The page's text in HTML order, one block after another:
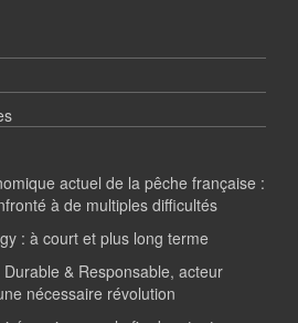
actuel de la pêche française :
à de multiples difficultés
: à court et plus long terme
& Responsable, acteur
nécessaire révolution